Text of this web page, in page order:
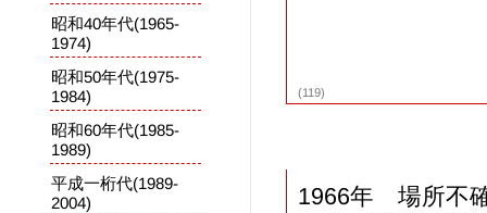
昭和40年代(1965-
1974)
昭和50年代(1975-
1984)
昭和60年代(1985-
1989)
平成一桁代(1989-
2004)
(119)
1966年 場所不